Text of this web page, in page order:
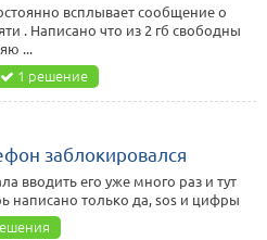
всплывает сообщение о
. Написано что из 2 гб свободны
...
1 решение
заблокировался
вводить его уже много раз и тут
написано только да, sos и цифры